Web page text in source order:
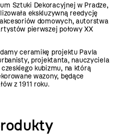
Sztuki Dekoracyjnej w Pradze,
ekskluzywną reedycję
domowych, autorstwa
pierwszej połowy XX
ceramikę projektu Pavla
projektanta, nauczyciela
kubizmu, na którą
wazony, będące
z 1911 roku.